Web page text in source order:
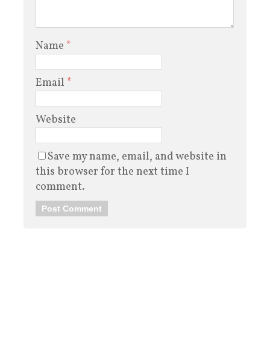
Name *
Email *
Website
Save my name, email, and website in
this browser for the next time I
comment.